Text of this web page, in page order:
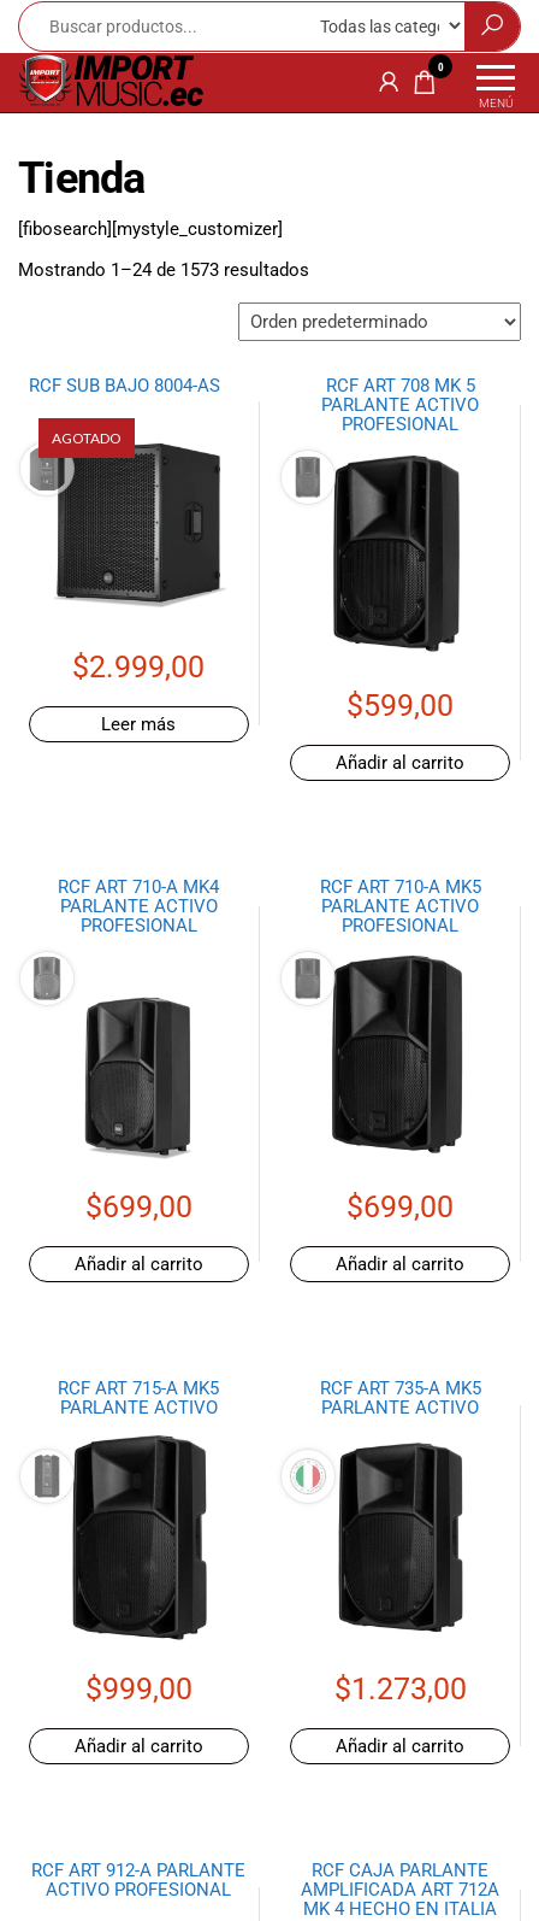
Music
Ecuador!
en
musicales,
equipo de
audio e
para músicos y
amantes de la
Ofrecemos una
amplia gama
de productos
de las mejores
mercado,
guitarras, bajos
hasta
amplificadores,
mezcladores y
altavoces.
instrumentos
teclados y
accesorios
para satisfacer
Nuestro equipo
de expertos en
encontrar el
instrumento o
ti, y ofrecerte el
mejor servicio
posible.
Además,
competitivos y
clientes. Ven a
visitarnos en
nuestra tienda
física en Quito,
de nuestra
página web y
MENÚ
0
Tienda
[fibosearch][mystyle_customizer]
Mostrando 1–24 de 1573 resultados
RCF SUB BAJO 8004-AS
AGOTADO
$2.999,00
Leer más
RCF ART 708 MK 5
PARLANTE ACTIVO
PROFESIONAL
$599,00
Añadir al carrito
RCF ART 710-A MK4
PARLANTE ACTIVO
PROFESIONAL
$699,00
Añadir al carrito
RCF ART 710-A MK5
PARLANTE ACTIVO
PROFESIONAL
$699,00
Añadir al carrito
RCF ART 715-A MK5
PARLANTE ACTIVO
$999,00
Añadir al carrito
RCF ART 735-A MK5
PARLANTE ACTIVO
$1.273,00
Añadir al carrito
RCF ART 912-A PARLANTE
ACTIVO PROFESIONAL
RCF CAJA PARLANTE
AMPLIFICADA ART 712A
MK 4 HECHO EN ITALIA